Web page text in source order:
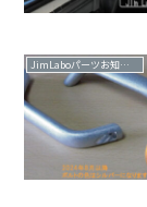
JimLaboパーツお知らせ